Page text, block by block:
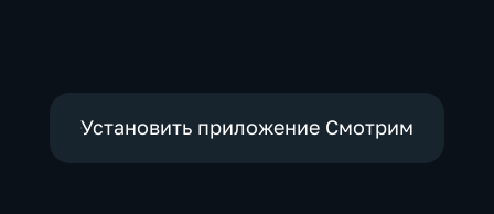
Установить приложение Смотрим